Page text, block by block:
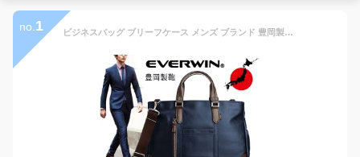
no. 1 ビジネスバッグ ブリーフケース メンズ ブランド 豊岡製鞄 大容量 牛本革 レザー B4 a4 出張 通勤 50代 40代 30代 日本製 軽量 自立型 おしゃれ 人気 ネイビー ブラック 撥水 耐水 誕生日 プレゼント ギフト ラッピング 包装